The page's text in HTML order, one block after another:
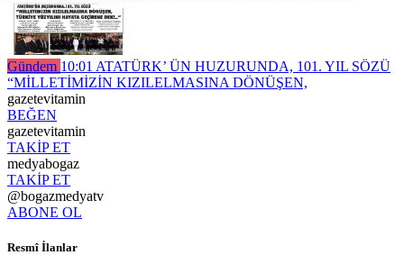
Gündem 10:01 ATATÜRK’ ÜN HUZURUNDA, 101. YIL SÖZÜ
“MİLLETİMİZİN KIZILELMASINA DÖNÜŞEN,
gazetevitamin
BEĞEN
gazetevitamin
TAKİP ET
medyabogaz
TAKİP ET
@bogazmedyatv
ABONE OL
Resmî İlanlar